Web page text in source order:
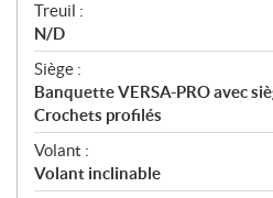
Treuil :
N/D
Siège :
Banquette VERSA-PRO avec
Crochets profilés
Volant :
Volant inclinable